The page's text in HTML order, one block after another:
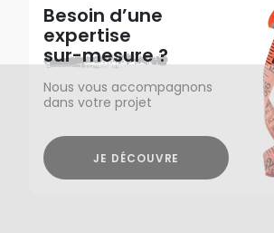
Besoin d’une
expertise
sur-mesure ?
Nous vous accompagnons
dans votre projet
JE DÉCOUVRE